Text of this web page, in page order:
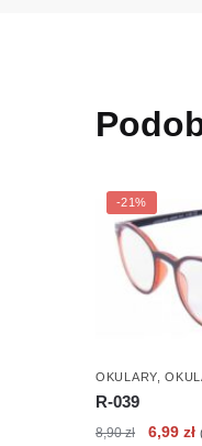
-21%
OKULARY,
R-039
8,90zł 6,99zł